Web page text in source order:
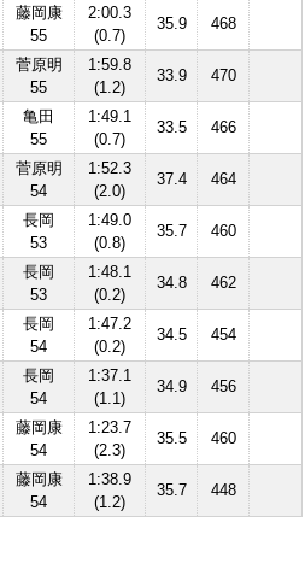
藤岡康
55
2:00.3
(0.7)
35.9 468
菅原明
55
1:59.8
(1.2)
33.9 470
亀田
55
1:49.1
(0.7)
33.5 466
菅原明
54
1:52.3
(2.0)
37.4 464
長岡
53
1:49.0
(0.8)
35.7 460
長岡
53
1:48.1
(0.2)
34.8 462
長岡
54
1:47.2
(0.2)
34.5 454
長岡
54
1:37.1
(1.1)
34.9 456
藤岡康
54
1:23.7
(2.3)
35.5 460
藤岡康
54
1:38.9
(1.2)
35.7 448